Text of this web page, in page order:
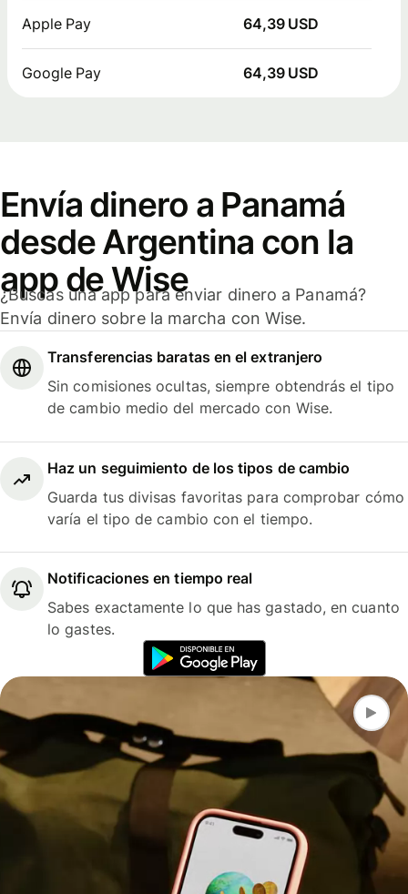
Apple Pay 64,39 USD
Google Pay 64,39 USD
Envía dinero a Panamá
desde Argentina con la
app de Wise
¿Buscas una app para enviar dinero a Panamá?
Envía dinero sobre la marcha con Wise.
Transferencias baratas en el extranjero
Sin comisiones ocultas, siempre obtendrás el tipo
de cambio medio del mercado con Wise.
Haz un seguimiento de los tipos de cambio
Guarda tus divisas favoritas para comprobar cómo
varía el tipo de cambio con el tiempo.
Notificaciones en tiempo real
Sabes exactamente lo que has gastado, en cuanto
lo gastes.